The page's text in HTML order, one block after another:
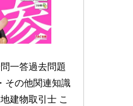
一答過去問題
その他関連知識
建物取引士 こ